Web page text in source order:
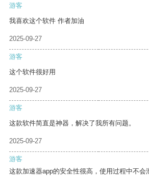
游客
我喜欢这个软件 作者加油
2025-09-27
游客
这个软件很好用
2025-09-27
游客
这款软件简直是神器，解决了我所有问题。
2025-09-27
游客
这款加速器app的安全性很高，使用过程中不会